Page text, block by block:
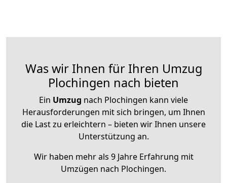
Was wir Ihnen für Ihren Umzug
Plochingen nach bieten
Ein Umzug nach Plochingen kann viele
Herausforderungen mit sich bringen, um Ihnen
die Last zu erleichtern – bieten wir Ihnen unsere
Unterstützung an.
Wir haben mehr als 9 Jahre Erfahrung mit
Umzügen nach Plochingen.